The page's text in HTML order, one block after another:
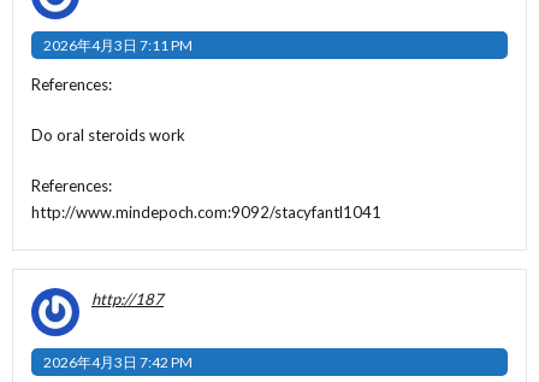
2026年4月3日 7:11 PM
References:
Do oral steroids work
References:
http://www.mindepoch.com:9092/stacyfantl1041
http://187
2026年4月3日 7:42 PM